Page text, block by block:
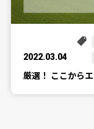
2022.03.04
厳選！ ここから